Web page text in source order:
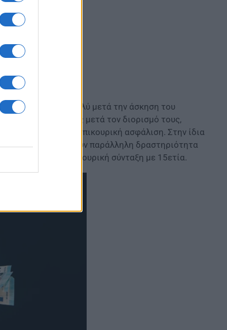
Σύστημα Υγείας πολύ μετά την άσκηση του
ασφάλισης μετά τον διορισμό τους,
(ΤΣΑΥ) δεν είχαν επικουρική ασφάλιση. Στην ίδια
και ασκούν παράλληλη δραστηριότητα
«ένσημα» για επικουρική σύνταξη με 15ετία.